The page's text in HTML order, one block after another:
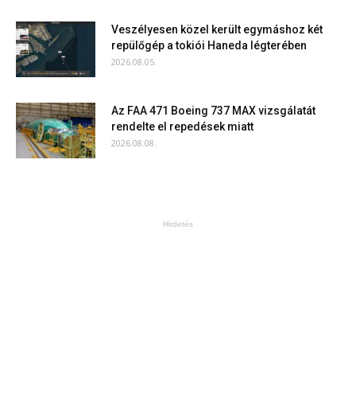
Veszélyesen közel került egymáshoz két
repülőgép a tokiói Haneda légterében
2026.08.05.
Az FAA 471 Boeing 737 MAX vizsgálatát
rendelte el repedések miatt
2026.08.08.
Hirdetés